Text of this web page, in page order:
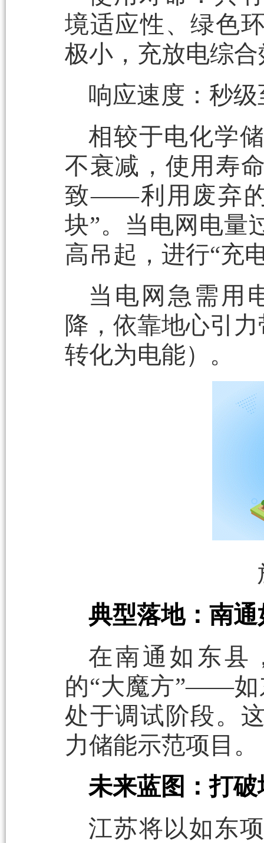
境适应性、绿色
极小，充放电综
响应速度：秒
相较于电化学
不衰减，使用寿
致——利用废弃的
块”。当电网电量
高吊起，进行“充
当电网急需用
降，依靠地心引
转化为电能）。
典型落地：南
在南通如东县
的“大魔方”——如
处于调试阶段。
力储能示范项目。
未来蓝图：打
江苏将以如东